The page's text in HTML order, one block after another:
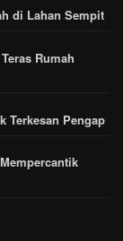
di Lahan Sempit
Rumah
Terkesan Pengap